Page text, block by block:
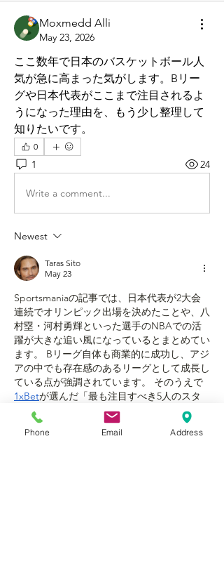
Moxmedd Alli
May 23, 2026
ここ数年で日本のバスケットボール人
気が急に高まった気がします。Bリー
グや日本代表がここまで注目されるよ
うになった理由を、もう少し整理して
知りたいです。
0
1 24
Write a comment...
Newest
Taras Sito
May 23
Sportsmaniaの記事では、日本代表が2大会
連続でオリンピック出場を決めたことや、八
村塁・河村勇輝といった選手のNBAでの活
躍が大きな追い風になっているとまとめてい
ます。 Bリーグ自体も商業的に成功し、アジ
アの中でも存在感のあるリーグとして成長し
1xBetが選んだ「最も注目すべき5人のスタ
ー」を軸に、日本バスケの魅力を解説してい
るので、日本のファンが今どこに熱狂してい
るのかを把握するのにちょうど良い内容で
Phone Email Address